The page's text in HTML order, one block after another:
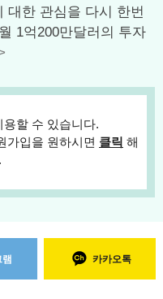
대한 관심을 다시 한번
1억200만달러의 투자
할 수 있습니다.
가입을 원하시면 클릭 해
카카오톡